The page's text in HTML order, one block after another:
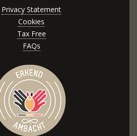
Privacy Statement
Cookies
Tax Free
FAQs